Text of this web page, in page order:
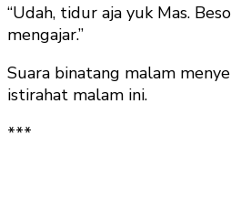
“Udah, tidur aja yuk Mas.
mengajar.”
Suara binatang malam
istirahat malam ini.
***